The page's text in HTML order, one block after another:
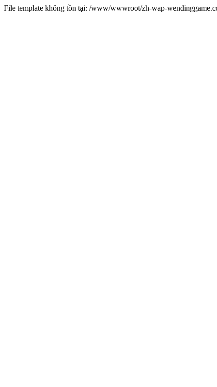
File template không tồn tại: /www/wwwroot/zh-wap-